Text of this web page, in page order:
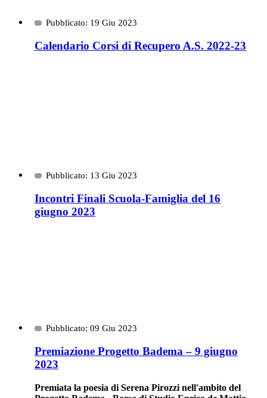
Pubblicato: 19 Giu 2023
Calendario Corsi di Recupero A.S. 2022-23
Pubblicato: 13 Giu 2023
Incontri Finali Scuola-Famiglia del 16
giugno 2023
Pubblicato: 09 Giu 2023
Premiazione Progetto Badema – 9 giugno
2023
Premiata la poesia di Serena Pirozzi nell'ambito del